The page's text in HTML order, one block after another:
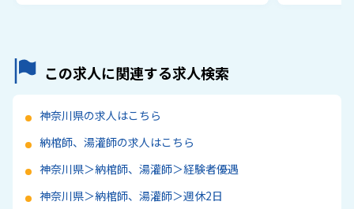
この求人に関連する求人検索
神奈川県の求人はこちら
納棺師、湯灌師の求人はこちら
神奈川県＞納棺師、湯灌師＞経験者優遇
神奈川県＞納棺師、湯灌師＞週休2日